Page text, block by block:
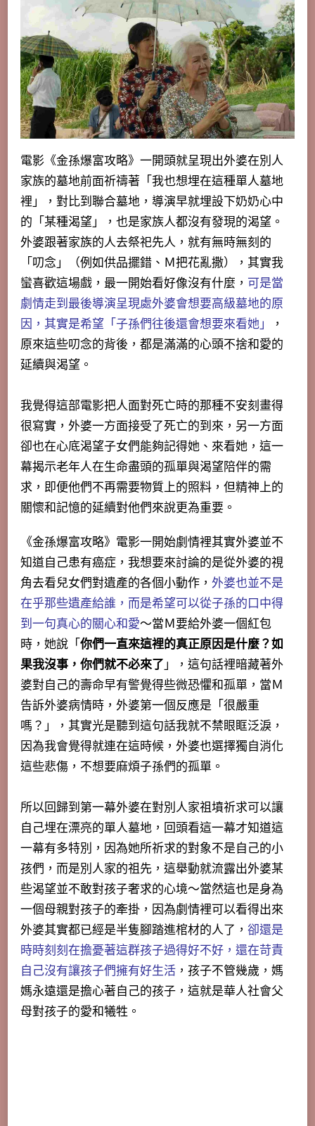
電影《金孫爆富攻略》一開頭就呈現出外婆在別人
家族的墓地前面祈禱著「我也想埋在這種單人墓地
裡」，對比到聯合墓地，導演早就埋設下奶奶心中
的「某種渴望」，也是家族人都沒有發現的渴望。
外婆跟著家族的人去祭祀先人，就有無時無刻的
「叨念」（例如供品擺錯、Ｍ把花亂撒），其實我
蠻喜歡這場戲，最一開始看好像沒有什麼， 可是當
劇情走到最後導演呈現處外婆會想要高級墓地的原
因，其實是希望「子孫們往後還會想要來看她」
，
原來這些叨念的背後，都是滿滿的心頭不捨和愛的
延續與渴望。
我覺得這部電影把人面對死亡時的那種不安刻畫得
很寫實，外婆一方面接受了死亡的到來，另一方面
卻也在心底渴望子女們能夠記得她、來看她，這一
幕揭示老年人在生命盡頭的孤單與渴望陪伴的需
求，即便他們不再需要物質上的照料，但精神上的
關懷和記憶的延續對他們來說更為重要。
《金孫爆富攻略》電影一開始劇情裡其實外婆並不
知道自己患有癌症，我想要來討論的是從外婆的視
角去看兒女們對遺產的各個小動作， 外婆也並不是
在乎那些遺產給誰，而是希望可以從子孫的口中得
到一句真心的關心和愛～當Ｍ要給外婆一個紅包
時，她說「你們一直來這裡的真正原因是什麼？如
果我沒事，你們就不必來了」， 這句話裡暗藏著外
婆對自己的壽命早有警覺得些微恐懼和孤單 ，當Ｍ
告訴外婆病情時，外婆第一個反應是「很嚴重
嗎？」，其實光是聽到這句話我就不禁眼眶泛淚，
因為我會覺得就連在這時候，外婆也選擇獨自消化
這些悲傷，不想要麻煩子孫們的孤單。
所以回歸到第一幕外婆在對別人家祖墳祈求可以讓
自己埋在漂亮的單人墓地，回頭看這一幕才知道這
一幕有多特別，因為她所祈求的對象不是自己的小
孩們，而是別人家的祖先，這舉動就流露出外婆某
些渴望並不敢對孩子奢求的心境～當然這也是身為
一個母親對孩子的牽掛，因為劇情裡可以看得出來
外婆其實都已經是半隻腳踏進棺材的人了， 卻還是
時時刻刻在擔憂著這群孩子過得好不好，還在苛責
自己沒有讓孩子們擁有好生活 ，孩子不管幾歲，媽
媽永遠還是擔心著自己的孩子，這就是華人社會父
母對孩子的愛和犧牲。